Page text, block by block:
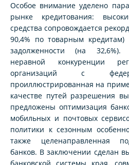
Особое внимание уделено
рынке кредитования:
средства сопровождается
90,4% по товарным
задолженности (на 32,6%).
неравной конкуренции
организаций с
проиллюстрированная на
качестве путей разрешения
предложены оптимизация
мобильных и почтовых
политики к сезонным
также целенаправленная
банков. В заключении сделан